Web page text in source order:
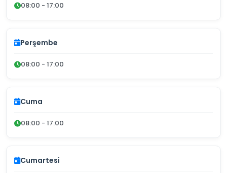
08:00 - 17:00
Perşembe
08:00 - 17:00
Cuma
08:00 - 17:00
Cumartesi